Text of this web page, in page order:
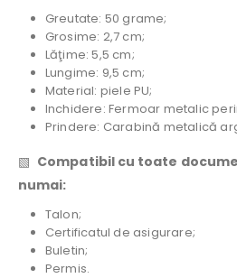
Greutate: 50 grame;
Grosime: 2,7 cm;
Lăţime: 5,5 cm;
Lungime: 9,5 cm;
Material: piele PU;
Inchidere: Fermoar metalic
Prindere: Carabină metalică
▧ Compatibil cu toate
numai:
Talon;
Certificatul de asigurare;
Buletin;
Permis.